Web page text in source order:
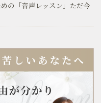
の「音声レッスン」ただ今